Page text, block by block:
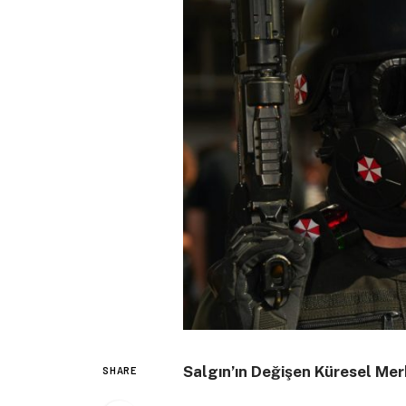
SHARE Salgın’ın Değişen Küresel